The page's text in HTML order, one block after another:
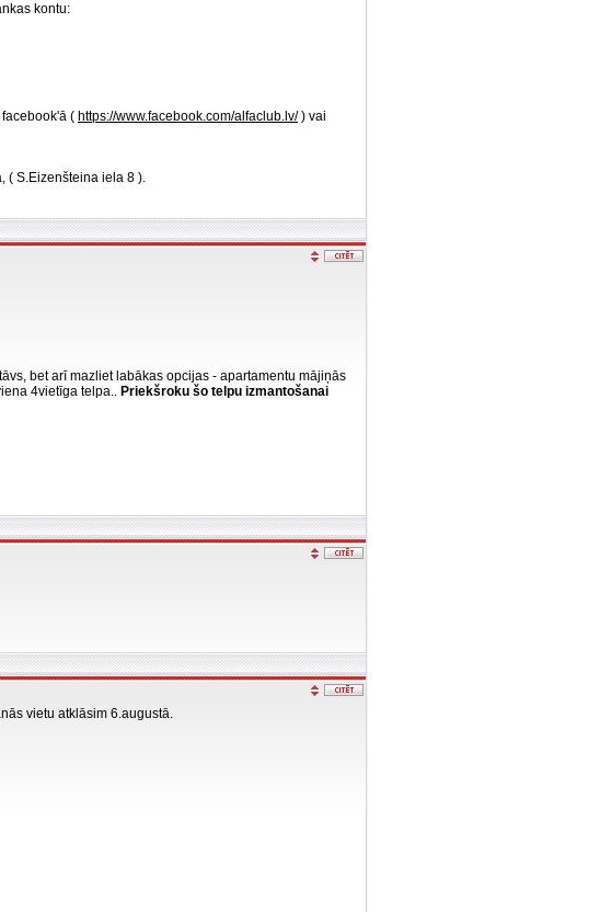
kontu:
( https://www.facebook.com/alfaclub.lv/) vai
( S.Eizenšteina iela 8 ).
bet arī mazliet labākas opcijas - apartamentu mājiņās
4vietīga telpa.. Priekšroku šo telpu izmantošanai
vietu atklāsim 6.augustā.